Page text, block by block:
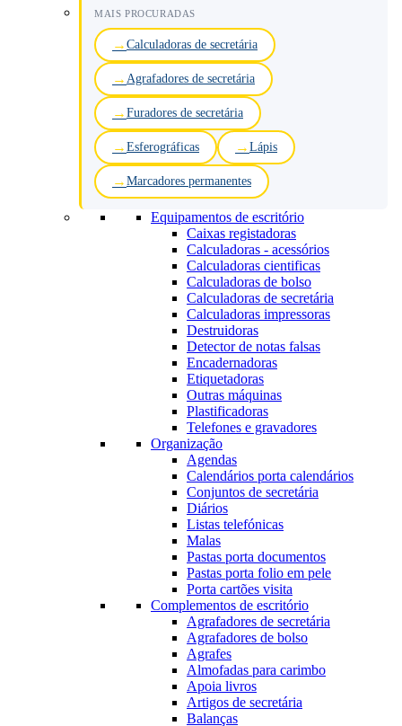
MAIS PROCURADAS
Calculadoras de secretária
Agrafadores de secretária
Furadores de secretária
Esferográficas Lápis
Marcadores permanentes
Equipamentos de escritório
Caixas registadoras
Calculadoras - acessórios
Calculadoras cientificas
Calculadoras de bolso
Calculadoras de secretária
Calculadoras impressoras
Destruidoras
Detector de notas falsas
Encadernadoras
Etiquetadoras
Outras máquinas
Plastificadoras
Telefones e gravadores
Organização
Agendas
Calendários porta calendários
Conjuntos de secretária
Diários
Listas telefónicas
Malas
Pastas porta documentos
Pastas porta folio em pele
Porta cartões visita
Complementos de escritório
Agrafadores de secretária
Agrafadores de bolso
Agrafes
Almofadas para carimbo
Apoia livros
Artigos de secretária
Balanças